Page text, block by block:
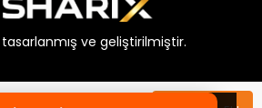
tasarlanmış ve geliştirilmiştir.
ürünün stoğu
×